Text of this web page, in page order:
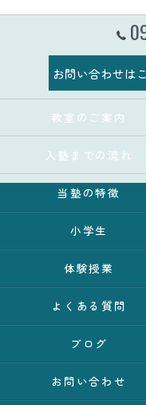
お問い合わせは
教室のご案内
入塾までの流れ
当塾の特徴
小学生
体験授業
よくある質問
ブログ
お問い合わせ